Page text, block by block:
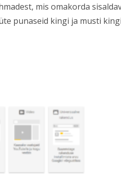
mis omakorda
punaseid kingi ja musti